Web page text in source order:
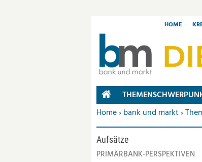
HOME
Sie befinden sich hier:
Home›bank und markt›
Aufsätze
PRIMÄRBANK-PERSPEKTIVEN
HOME